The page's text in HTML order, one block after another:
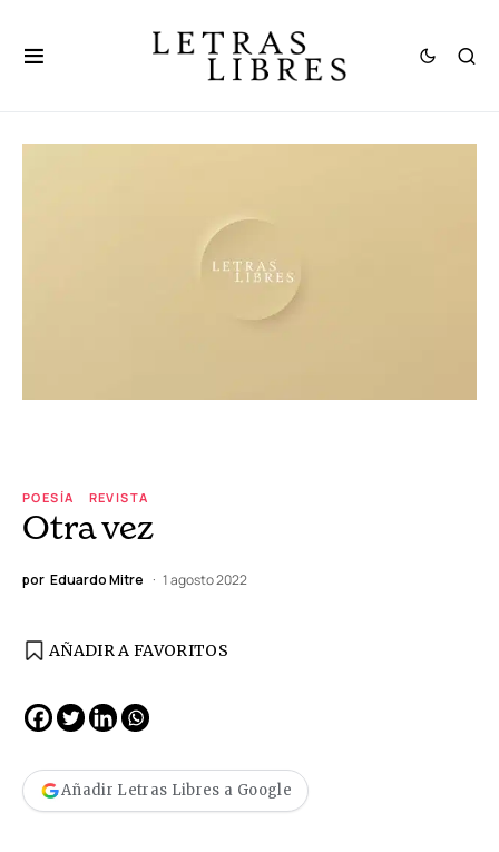
POESÍA REVISTA
Otra vez
por Eduardo Mitre 1 agosto 2022
AÑADIR A FAVORITOS
Añadir Letras Libres a Google